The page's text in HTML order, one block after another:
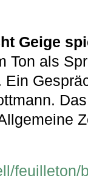
Geige
Ton als
feuilleton/